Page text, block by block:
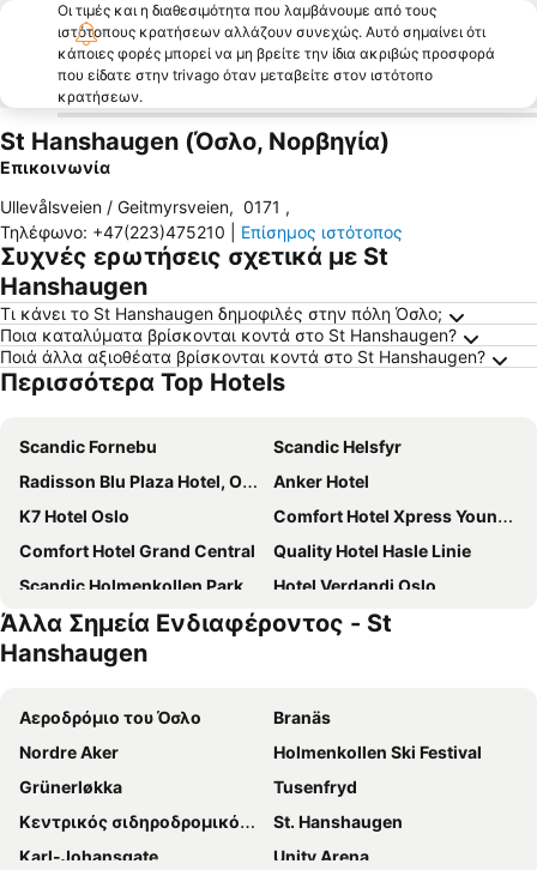
Οι τιμές και η διαθεσιμότητα που λαμβάνουμε από τους
ιστότοπους κρατήσεων αλλάζουν συνεχώς. Αυτό σημαίνει ότι
κάποιες φορές μπορεί να μη βρείτε την ίδια ακριβώς προσφορά
που είδατε στην trivago όταν μεταβείτε στον ιστότοπο
κρατήσεων.
St Hanshaugen (Όσλο, Νορβηγία)
Επικοινωνία
Ullevålsveien / Geitmyrsveien, 0171 ,
Τηλέφωνο: +47(223)475210 Επίσημος ιστότοπος
Συχνές ερωτήσεις σχετικά με St
Hanshaugen
Τι κάνει το St Hanshaugen δημοφιλές στην πόλη Όσλο;
Ποια καταλύματα βρίσκονται κοντά στο St Hanshaugen?
Ποιά άλλα αξιοθέατα βρίσκονται κοντά στο St Hanshaugen?
Περισσότερα Top Hotels
Scandic Fornebu
Scandic Helsfyr
Radisson Blu Plaza Hotel, Oslo
Anker Hotel
K7 Hotel Oslo
Comfort Hotel Xpress Youngstorget
Comfort Hotel Grand Central
Quality Hotel Hasle Linie
Scandic Holmenkollen Park
Hotel Verdandi Oslo
Radisson Blu Park Hotel, Oslo
Clarion Hotel The Hub
Smarthotel Oslo
Comfort Hotel Xpress Central Station
Comfort Hotel Børsparken
Thon Hotel Oslofjord
Scandic Karl Johan
Scandic St Olavs Plass
Comfort Hotel Karl Johan
Quality Hotel 33
Home Hotel Bastion
Karl Johan Hotel
Radisson Blu Scandinavia Hotel, Oslo
Άλλα Σημεία Ενδιαφέροντος - St
Hanshaugen
Αεροδρόμιο του Όσλο
Branäs
Nordre Aker
Holmenkollen Ski Festival
Grünerløkka
Tusenfryd
Κεντρικός σιδηροδρομικός σταθμός του Όσλο
St. Hanshaugen
Karl-Johansgate
Unity Arena